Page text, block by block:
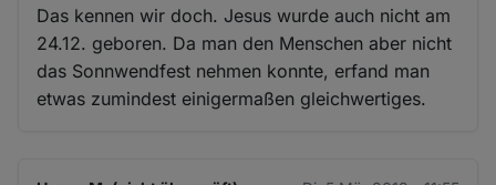
Das kennen wir doch. Jesus wurde auch nicht am
24.12. geboren. Da man den Menschen aber nicht
das Sonnwendfest nehmen konnte, erfand man
etwas zumindest einigermaßen gleichwertiges.